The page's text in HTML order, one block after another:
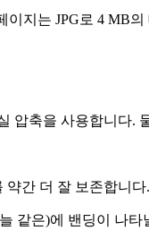
지는 JPG로 4 MB
압축을 사용합니
간 더 잘 보존합니
같은)에 밴딩이 나